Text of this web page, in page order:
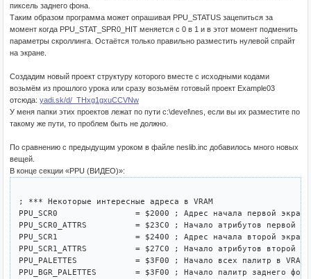
пиксель заднего фона.
Таким образом программа может опрашивая PPU_STATUS зацепиться за
момент когда PPU_STAT_SPR0_HIT меняется с 0 в 1 и в этот момент подменить
параметры скроллинга. Остаётся только правильно разместить нулевой спрайт
на экране.
Создадим новый проект структуру которого вместе с исходными кодами
возьмём из прошлого урока или сразу возьмём готовый проект Example03
отсюда: yadi.sk/d/_THxg1gxuCCVNw
У меня папки этих проектов лежат по пути c:\devel\nes, если вы их разместите по
такому же пути, то проблем быть не должно.
По сравнению с предыдущим уроком в файле neslib.inc добавилось много новых
вещей.
В конце секции «PPU (ВИДЕО)»:
; *** Некоторые интересные адреса в VRAM
PPU_SCR0		= $2000	; Адрес начала первой экранной области в VRAM
PPU_SCR0_ATTRS		= $23C0	; Начало атрибутов первой экранной области в VRAM
PPU_SCR1		= $2400	; Адрес начала второй экранной области в VRAM
PPU_SCR1_ATTRS		= $27C0	; Начало атрибутов второй экранной области в VRAM
PPU_PALETTES		= $3F00	; Начало всех палитр в VRAM
PPU_BGR_PALETTES	= $3F00	; Начало палитр заднего фона в VRAM